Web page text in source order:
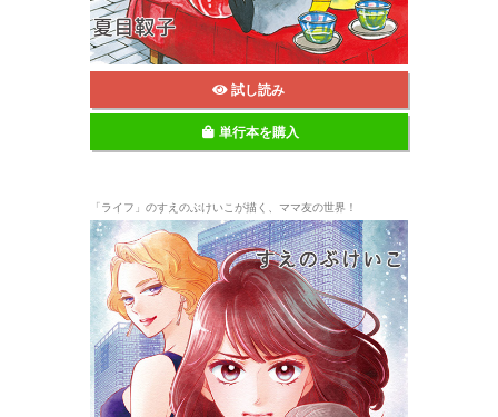
試し読み
単行本を購入
「ライフ」のすえのぶけいこが描く、ママ友の世界！